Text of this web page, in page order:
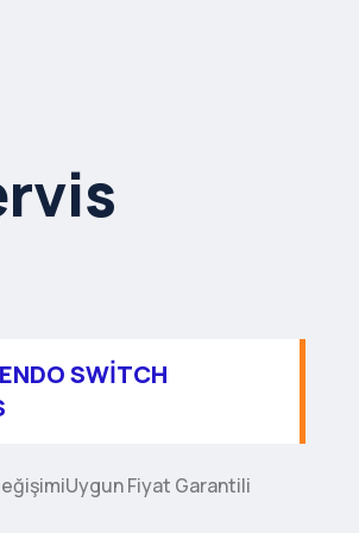
SWITCH
Fiyat Garantili